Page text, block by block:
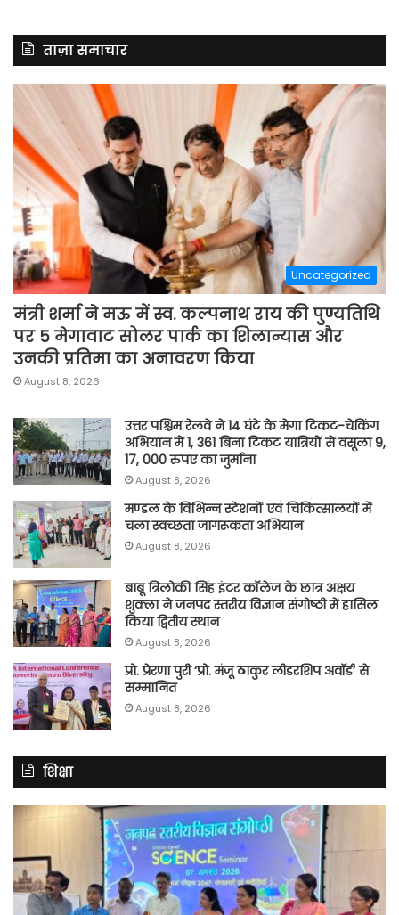
ताज़ा समाचार
Uncategorized
मंत्री शर्मा ने मऊ में स्व. कल्पनाथ राय की पुण्यतिथि
पर 5 मेगावाट सोलर पार्क का शिलान्यास और
उनकी प्रतिमा का अनावरण किया
August 8, 2026
उत्तर पश्चिम रेलवे ने 14 घंटे के मेगा टिकट-चेकिंग
अभियान में 1, 361 बिना टिकट यात्रियों से वसूला 9,
17, 000 रुपए का जुर्माना
August 8, 2026
मण्डल के विभिन्न स्टेशनों एवं चिकित्सालयों में
चला स्वच्छता जागरूकता अभियान
August 8, 2026
बाबू त्रिलोकी सिंह इंटर कॉलेज के छात्र अक्षय
शुक्ला ने जनपद स्तरीय विज्ञान संगोष्ठी में हासिल
किया द्वितीय स्थान
August 8, 2026
प्रो. प्रेरणा पुरी ‘प्रो. मंजू ठाकुर लीडरशिप अवॉर्ड’ से
सम्मानित
August 8, 2026
शिक्षा